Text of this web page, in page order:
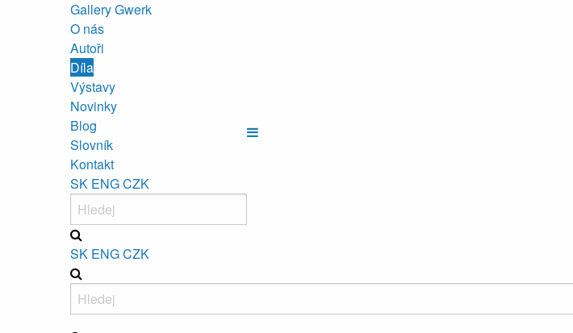
Gallery Gwerk
O nás
Autoři
Díla
Výstavy
Novinky
Blog
Slovník
Kontakt
SK ENGCZK
SK ENGCZK